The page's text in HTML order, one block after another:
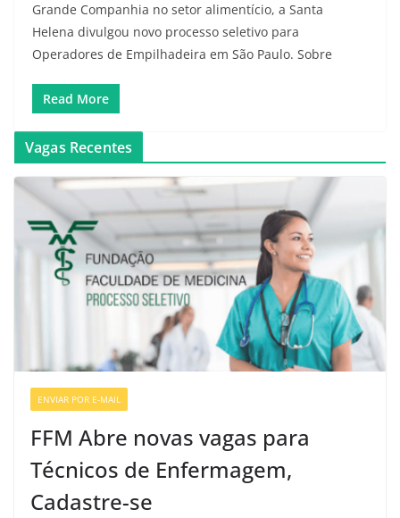
Grande Companhia no setor alimentício, a Santa
Helena divulgou novo processo seletivo para
Operadores de Empilhadeira em São Paulo. Sobre
Read More
Vagas Recentes
ENVIAR POR E-MAIL
FFM Abre novas vagas para
Técnicos de Enfermagem,
Cadastre-se